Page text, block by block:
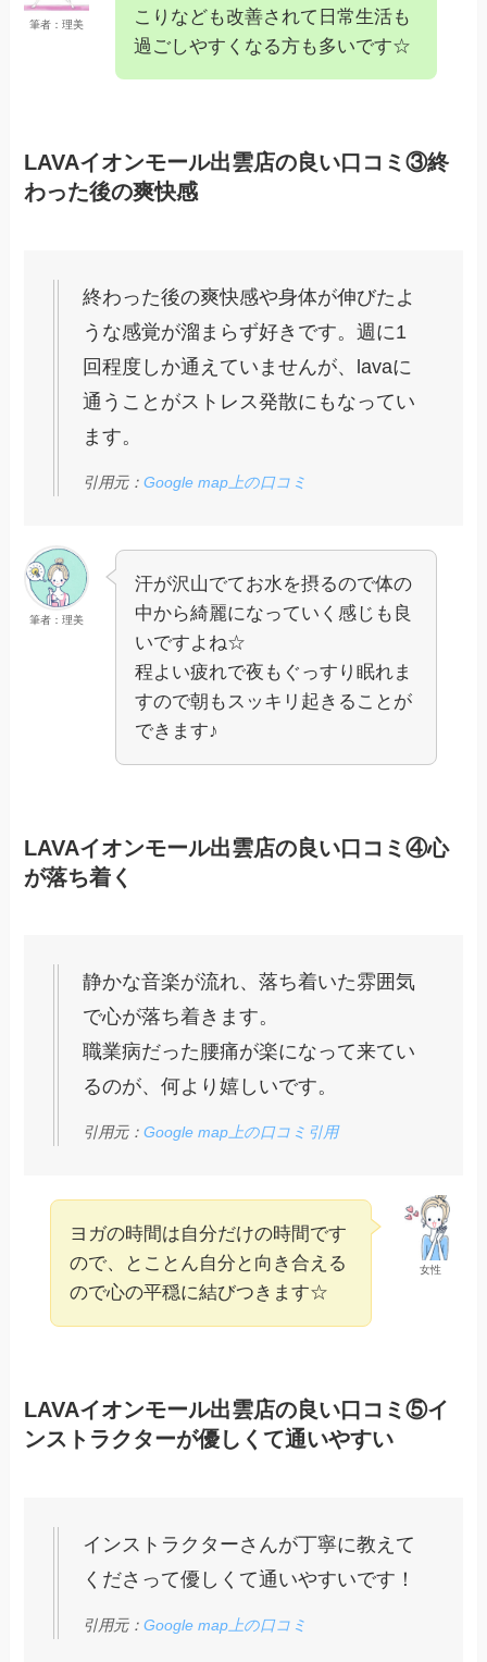
筆者：理美
こりなども改善されて日常生活も
過ごしやすくなる方も多いです☆
LAVAイオンモール出雲店の良い口コミ③終
わった後の爽快感
終わった後の爽快感や身体が伸びたよ
うな感覚が溜まらず好きです。週に1
回程度しか通えていませんが、lavaに
通うことがストレス発散にもなってい
ます。
引用元：Google map上の口コミ
筆者：理美
汗が沢山でてお水を摂るので体の
中から綺麗になっていく感じも良
いですよね☆
程よい疲れで夜もぐっすり眠れま
すので朝もスッキリ起きることが
できます♪
LAVAイオンモール出雲店の良い口コミ④心
が落ち着く
静かな音楽が流れ、落ち着いた雰囲気
で心が落ち着きます。
職業病だった腰痛が楽になって来てい
るのが、何より嬉しいです。
引用元：Google map上の口コミ引用
女性
ヨガの時間は自分だけの時間です
ので、とことん自分と向き合える
ので心の平穏に結びつきます☆
LAVAイオンモール出雲店の良い口コミ⑤イ
ンストラクターが優しくて通いやすい
インストラクターさんが丁寧に教えて
くださって優しくて通いやすいです！
引用元：Google map上の口コミ